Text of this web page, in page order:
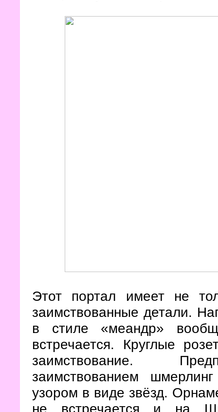
Этот портал имеет не
заимствованные детали.
в стиле «меандр»
встречается. Круглые
заимствование.
заимствованием
узором в виде звёзд.
не встречается и на